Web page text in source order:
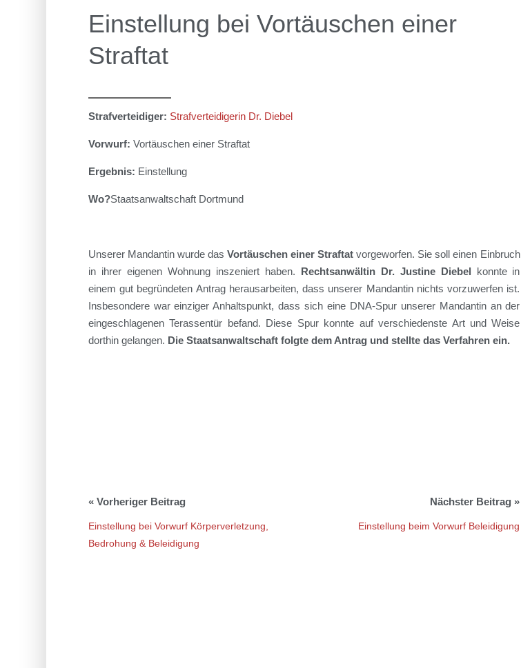
Einstellung bei Vortäuschen einer
Straftat
Strafverteidiger: Strafverteidigerin Dr. Diebel
Vorwurf: Vortäuschen einer Straftat
Ergebnis: Einstellung
Wo?Staatsanwaltschaft Dortmund
UnsererMandantinwurde das Vortäuschen einer Straftat vorgeworfen. Sie soll einen Einbruch
in ihrer eigenen Wohnung inszeniert haben. Rechtsanwältin Dr. Justine Diebel konnte in
einem gut begründeten Antrag herausarbeiten, dass unserer Mandantin nichts vorzuwerfen ist.
Insbesonderewar einziger Anhaltspunkt, dass sich eine DNA-Spur unserer Mandantin an der
eingeschlagenen Terassentür befand. Diese Spur konnte auf verschiedenste Art und Weise
dorthin gelangen. Die Staatsanwaltschaft folgte dem Antrag und stellte das Verfahren ein.
Einstellung bei Vorwurf Körperverletzung,
Bedrohung & Beleidigung
Einstellung beim Vorwurf Beleidigung